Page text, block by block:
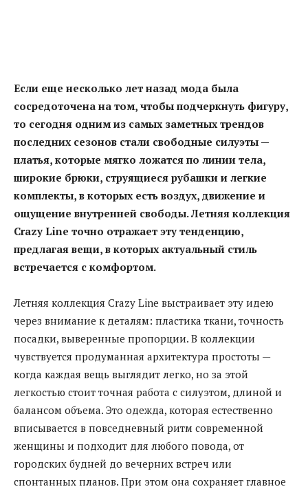
Если еще несколько лет назад мода была
сосредоточена на том, чтобы подчеркнуть фигуру,
то сегодня одним из самых заметных трендов
последних сезонов стали свободные силуэты —
платья, которые мягко ложатся по линии тела,
широкие брюки, струящиеся рубашки и легкие
комплекты, в которых есть воздух, движение и
ощущение внутренней свободы. Летняя коллекция
Crazy Line точно отражает эту тенденцию,
предлагая вещи, в которых актуальный стиль
встречается с комфортом.
Летняя коллекция Crazy Line выстраивает эту идею
через внимание к деталям: пластика ткани, точность
посадки, выверенные пропорции. В коллекции
чувствуется продуманная архитектура простоты —
когда каждая вещь выглядит легко, но за этой
легкостью стоит точная работа с силуэтом, длиной и
балансом объема. Это одежда, которая естественно
вписывается в повседневный ритм современной
женщины и подходит для любого повода, от
городских будней до вечерних встреч или
спонтанных планов. При этом она сохраняет главное